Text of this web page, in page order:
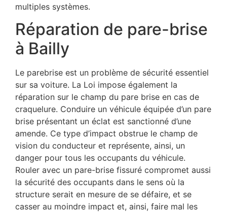
multiples systèmes.
Réparation de pare-brise
à Bailly
Le parebrise est un problème de sécurité essentiel
sur sa voiture. La Loi impose également la
réparation sur le champ du pare brise en cas de
craquelure. Conduire un véhicule équipée d’un pare
brise présentant un éclat est sanctionné d’une
amende. Ce type d’impact obstrue le champ de
vision du conducteur et représente, ainsi, un
danger pour tous les occupants du véhicule.
Rouler avec un pare-brise fissuré compromet aussi
la sécurité des occupants dans le sens où la
structure serait en mesure de se défaire, et se
casser au moindre impact et, ainsi, faire mal les